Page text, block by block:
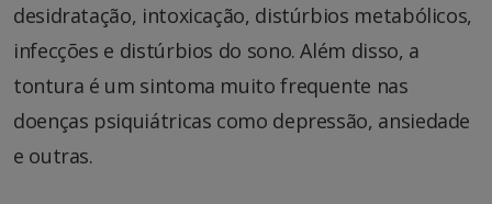
desidratação, intoxicação, distúrbios metabólicos,
infecções e distúrbios do sono. Além disso, a
tontura é um sintoma muito frequente nas
doenças psiquiátricas como depressão, ansiedade
e outras.